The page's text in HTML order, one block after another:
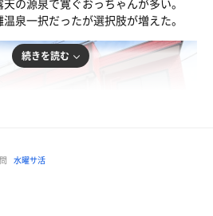
の源泉で寛ぐおっちゃんが多い。
泉一択だったが選択肢が増えた。
続きを読む
水曜サ活